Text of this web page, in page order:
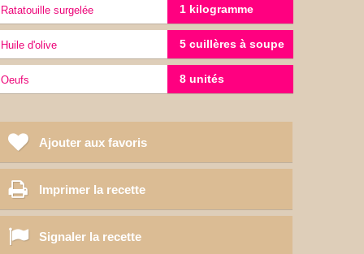
Ratatouille surgelée 1 kilogramme
Huile d'olive 5 cuillères à soupe
Oeufs 8 unités
Ajouter aux favoris
Imprimer la recette
Signaler la recette